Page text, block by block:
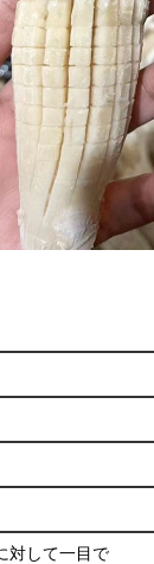
対して一目で